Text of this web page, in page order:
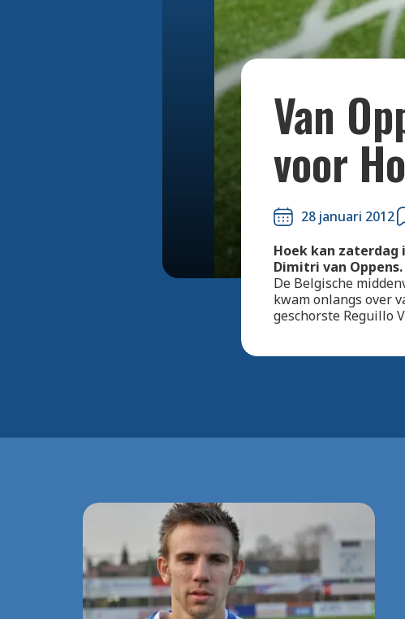
Van
voor
28 januari 2012
Hoek kan zaterdag
Dimitri van Oppens.
De Belgische
kwam onlangs over
geschorste Reguillo